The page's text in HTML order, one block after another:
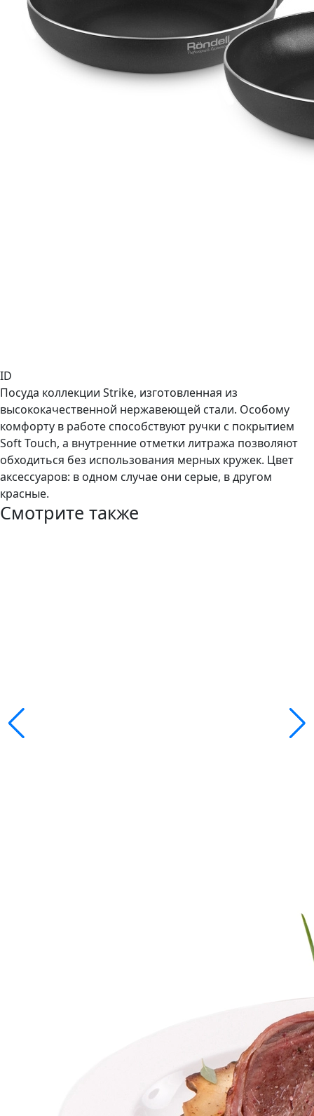
ID
Посуда коллекции Strike, изготовленная из
высококачественной нержавеющей стали. Особому
комфорту в работе способствуют ручки с покрытием
Soft Touch, а внутренние отметки литража позволяют
обходиться без использования мерных кружек. Цвет
аксессуаров: в одном случае они серые, в другом
красные.
Смотрите также